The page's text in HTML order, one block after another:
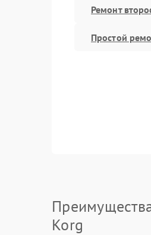
Ремонт
Простой
Korg